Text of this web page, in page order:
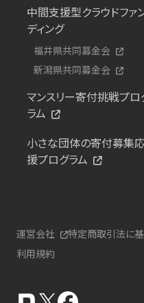
中間支援型クラウドファ
ディング
福井県共同募金会
新潟県共同募金会
マンスリー寄付挑戦プロ
ラム
小さな団体の寄付募集
援プログラム
運営会社 特定商取引法に
利用規約